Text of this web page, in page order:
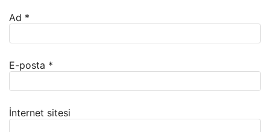
Ad *
E-posta *
İnternet sitesi